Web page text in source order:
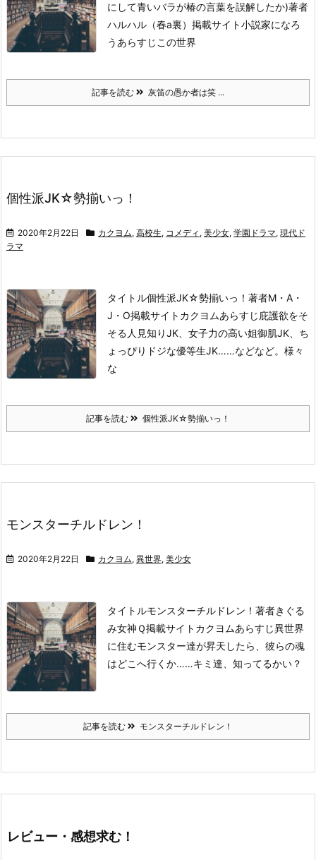
にして青いバラが椿の言葉を誤解したか)著者
ハルハル（春a裏） 掲載サイト小説家になろ
う あらすじ この世界
記事を読む 灰笛の愚か者は笑 ...
個性派JK☆勢揃いっ！
2020年2月22日 カクヨム, 高校生, コメディ , 美少女, 学園ドラマ, 現代ド
ラマ
タイトル個性派JK☆勢揃いっ！ 著者M・A・
J・O掲載サイト カクヨムあらすじ 庇護欲をそ
そる人見知りJK、女子力の高い姐御肌JK、ち
ょっぴりドジな優等生JK……などなど。 様々
な
記事を読む 個性派JK☆勢揃いっ！
モンスターチルドレン！
2020年2月22日 カクヨム, 異世界, 美少女
タイトルモンスターチルドレン！ 著者きぐる
み女神Ｑ掲載サイト カクヨムあらすじ異世界
に住むモンスター達が昇天したら、彼らの魂
はどこへ行くか……キミ達、知ってるかい？
記事を読む モンスターチルドレン！
レビュー・感想求む！